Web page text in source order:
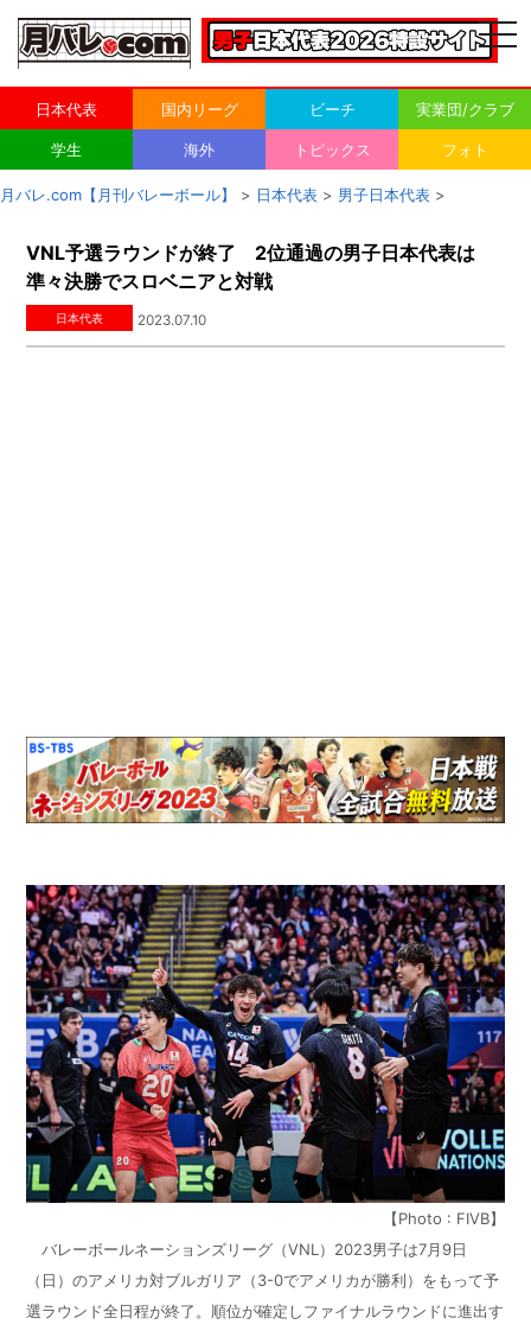
日本代表 国内リーグ ビーチ 実業団/クラブ
学生 海外 トピックス フォト
月バレ.com【月刊バレーボール】 > 日本代表 > 男子日本代表 >
VNL予選ラウンドが終了 2位通過の男子日本代表は
準々決勝でスロベニアと対戦
日本代表 2023.07.10
【Photo : FIVB】
バレーボールネーションズリーグ（VNL） 2023男子は7月 9日
（日）のアメリカ対ブルガリア（3-0でアメリカが勝利）をもって予
選ラウンド全日程が終了。順位が確定しファイナルラウンドに進出す